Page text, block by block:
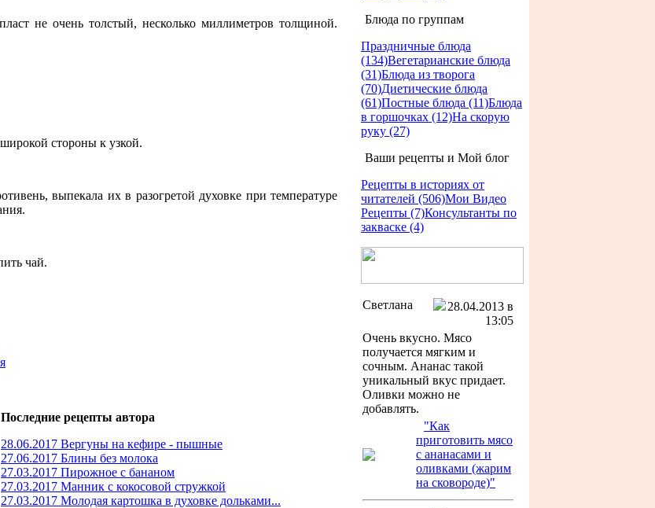
не очень толстый, несколько миллиметров толщиной.
стороны к узкой.
выпекала их в разогретой духовке при температуре
чай.
Последние рецепты автора
28.06.2017 Вергуны на кефире - пышные
27.06.2017 Блины без молока
27.03.2017 Пирожное с бананом
27.03.2017 Манник с кокосовой стружкой
27.03.2017 Молодая картошка в духовке дольками...
Блюда по группам
Праздничные блюда
(134)Вегетарианские блюда
(31)Блюда из творога
(70)Диетические блюда
(61)Постные блюда (11)Блюда
в горшочках (12)На скорую
руку (27)
Ваши рецепты и Мой блог
Рецепты в историях от
читателей (506)Мои Видео
Рецепты (7)Консультанты по
закваске (4)
Светлана
28.04.2013 в
13:05
Очень вкусно. Мясо
получается мягким и
сочным. Ананас такой
уникальный вкус придает.
Оливки можно не
добавлять.
"Как
приготовить мясо
с ананасами и
оливками (жарим
на сковороде)"